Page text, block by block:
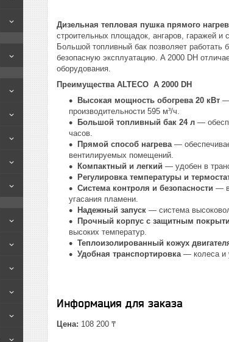
Дизельная тепловая пушка прямого
строительных площадок, ангаров, гаражей и
Большой топливный бак позволяет работать
безопасную эксплуатацию. A 2000 DH
оборудования.
Преимущества ALTECO A 2000 DH
Высокая мощность обогрева 20 кВт —
производительности 595 м³/ч.
Большой топливный бак 24 л —
часов.
Прямой способ нагрева—
вентилируемых помещений.
Компактный и легкий — удобен в
Регулировка температуры и
Система контроля и безопасности —
угасания пламени.
Надежный запуск — система
Прочный корпус с защитным
высоких температур.
Теплоизолированный кожух
Удобная транспортировка— колеса и
Информация для заказа
Цена: 108 200 ₸